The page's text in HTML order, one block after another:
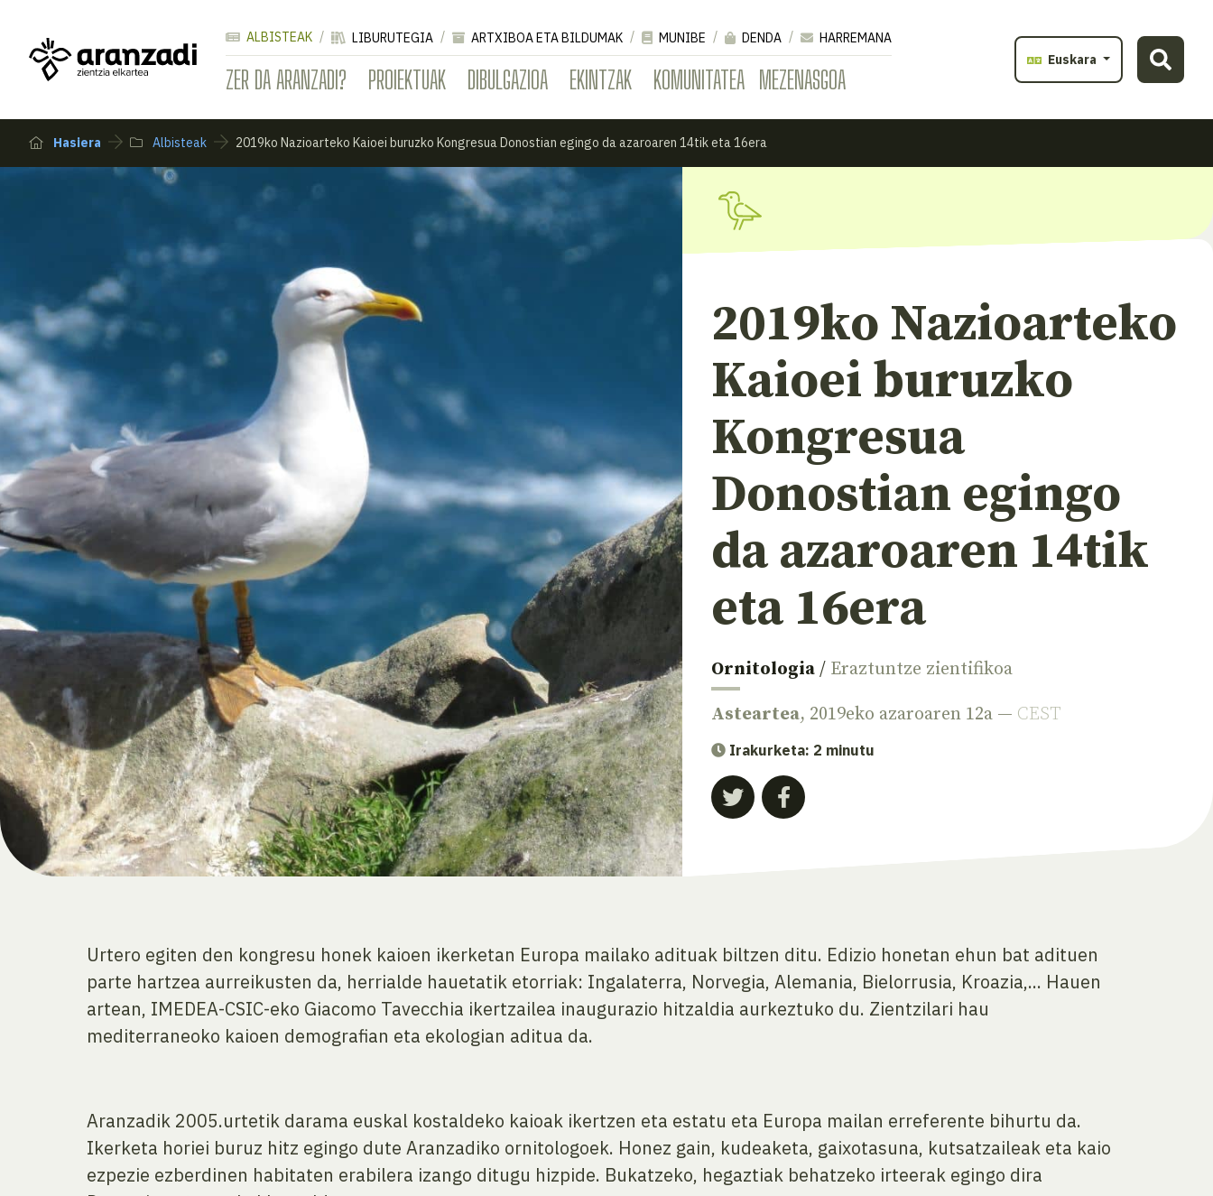
ZER DA ARANZADI? PROIEKTUAK DIBULGAZIOA EKINTZAK KOMUNITATEA MEZENASGOA
ALBISTEAK LIBURUTEGIA ARTXIBOA ETA BILDUMAK MUNIBE DENDA
HARREMANA
Euskara
Hasiera Albisteak 2019ko Nazioarteko Kaioei buruzko Kongresua Donostian egingo da azaroaren 14tik eta 16era
2019ko Nazioarteko
Kaioei buruzko
Kongresua
Donostian egingo
da azaroaren 14tik
eta 16era
Ornitologia / Eraztuntze zientifikoa
Asteartea, 2019eko azaroaren 12a — CEST
Irakurketa: 2 minutu
Urtero egiten den kongresu honek kaioen ikerketan Europa mailako adituak biltzen ditu. Edizio honetan ehun bat adituen
parte hartzea aurreikusten da, herrialde hauetatik etorriak: Ingalaterra, Norvegia, Alemania, Bielorrusia, Kroazia,... Hauen
artean, IMEDEA-CSIC-eko Giacomo Tavecchia ikertzailea inaugurazio hitzaldia aurkeztuko du. Zientzilari hau
mediterraneoko kaioen demografian eta ekologian aditua da.
Aranzadik 2005.urtetik darama euskal kostaldeko kaioak ikertzen eta estatu eta Europa mailan erreferente bihurtu da.
Ikerketa horiei buruz hitz egingo dute Aranzadiko ornitologoek. Honez gain, kudeaketa, gaixotasuna, kutsatzaileak eta kaio
ezpezie ezberdinen habitaten erabilera izango ditugu hizpide. Bukatzeko, hegaztiak behatzeko irteerak egingo dira